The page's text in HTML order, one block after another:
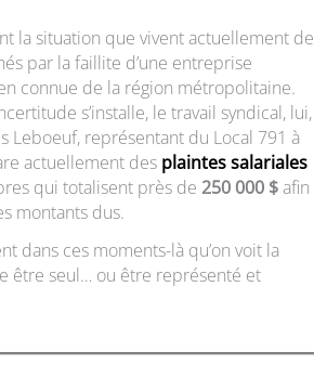
la situation que vivent actuellement
par la faillite d’une entreprise
connue de la région métropolitaine.
s’installe, le travail syndical, lui,
Leboeuf, représentant du Local 791 à
actuellement des plaintes salariales
qui totalisent près de 250 000 $afin
montants dus.
dans ces moments-là qu’on voit la
être seul… ou être représenté et